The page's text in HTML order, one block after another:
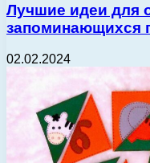
Лучшие идеи для
запоминающихся
02.02.2024